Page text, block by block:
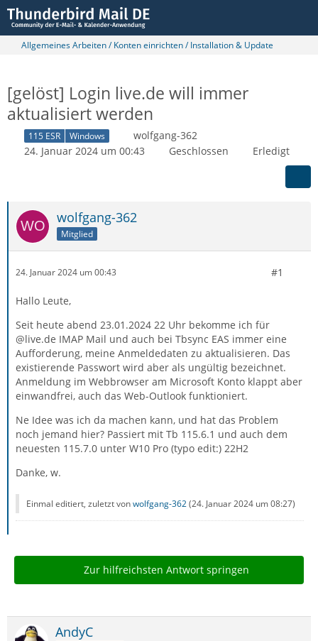
Allgemeines Arbeiten / Konten einrichten / Installation & Update
[gelöst] Login live.de will immer
aktualisiert werden
115 ESR Windows
wolfgang-362
24. Januar 2024 um 00:43
Geschlossen Erledigt
wolfgang-362
Mitglied
24. Januar 2024 um 00:43 #1
Hallo Leute,
Seit heute abend 23.01.2024 22 Uhr bekomme ich für
@live.de IMAP Mail und auch bei Tbsync EAS immer eine
Aufforderung, meine Anmeldedaten zu aktualisieren. Das
existierende Passwort wird aber als ungültig bezeichnet.
Anmeldung im Webbrowser am Microsoft Konto klappt aber
einwandfrei, auch das Web-Outlook funktioniert.
Ne Idee was ich da machen kann, und hat das Problem
noch jemand hier? Passiert mit Tb 115.6.1 und auch dem
neuesten 115.7.0 unter W10 Pro (typo edit:) 22H2
Danke, w.
Einmal editiert, zuletzt vonwolfgang-362(24. Januar 2024 um 08:27)
Zur hilfreichsten Antwort springen
AndyC